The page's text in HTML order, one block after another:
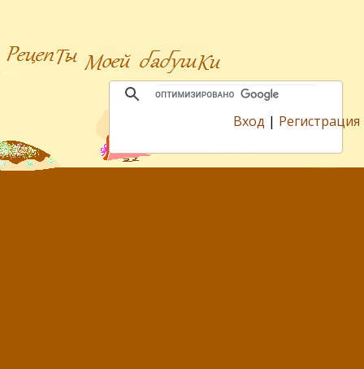
Вход | Регистрация